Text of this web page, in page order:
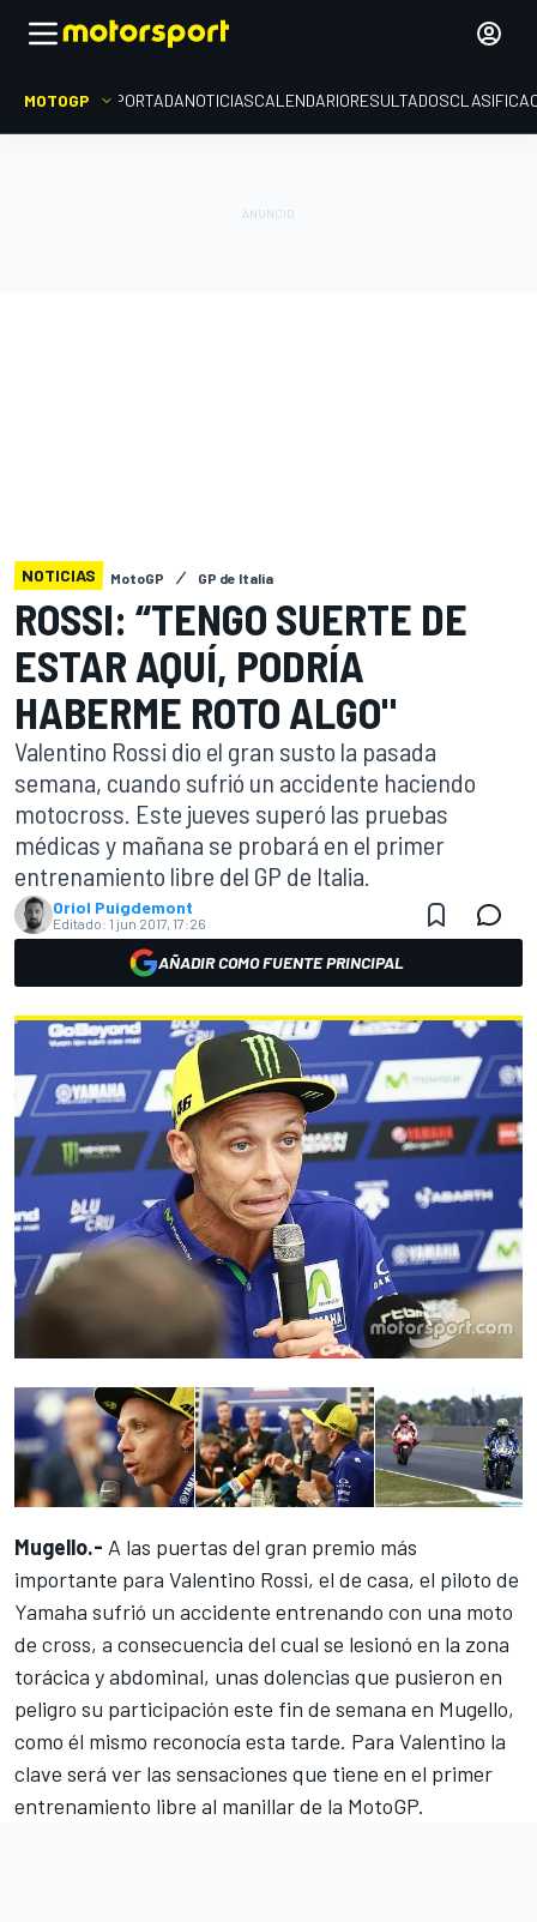
MOTOGP PORTADANOTICIASCALENDARIORESULTADOS
NOTICIAS MotoGP GP de Italia
ROSSI: “TENGO SUERTE DE
ESTAR AQUÍ, PODRÍA
HABERME ROTO ALGO"
Valentino Rossi dio el gran susto la pasada
semana, cuando sufrió un accidente haciendo
motocross. Este jueves superó las pruebas
médicas y mañana se probará en el primer
entrenamiento libre del GP de Italia.
Oriol Puigdemont
Editado: 1 jun 2017, 17:26
AÑADIR COMO FUENTE PRINCIPAL
Mugello.- A las puertas del gran premio más
importante para Valentino Rossi, el de casa, el piloto de
Yamaha sufrió un accidente entrenando con una moto
de cross, a consecuencia del cual se lesionó en la zona
torácica y abdominal, unas dolencias que pusieron en
peligro su participación este fin de semana en Mugello,
como él mismo reconocía esta tarde. Para Valentino la
clave será ver las sensaciones que tiene en el primer
entrenamiento libre al manillar de la MotoGP.